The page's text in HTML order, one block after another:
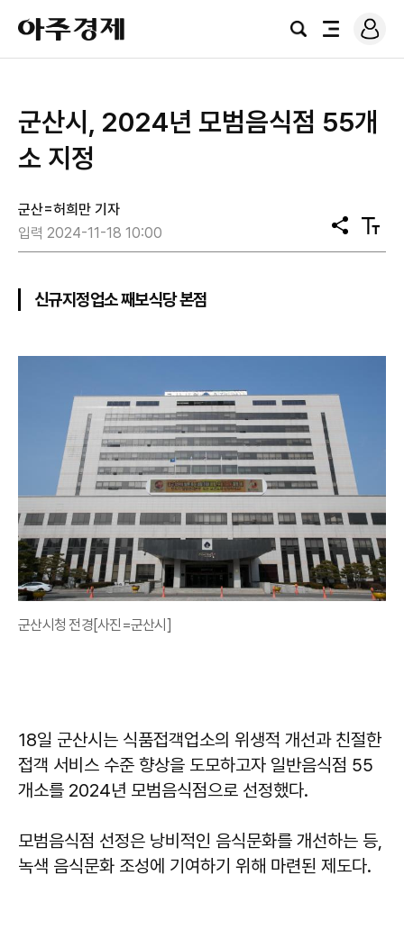
아
주
경
검
전
로
그
군산시, 2024년 모범음식점 55개
소 지정
군산=허희만 기자
입력 2024-11-18 10:00
공
유
텍
스
신규지정업소 째보식당 본점
군산시청 전경[사진=군산시]
18일 군산시는 식품접객업소의 위생적 개선과 친절한
접객 서비스 수준 향상을 도모하고자 일반음식점 55
개소를 2024년 모범음식점으로 선정했다.
모범음식점 선정은 낭비적인 음식문화를 개선하는 등,
녹색 음식문화 조성에 기여하기 위해 마련된 제도다.